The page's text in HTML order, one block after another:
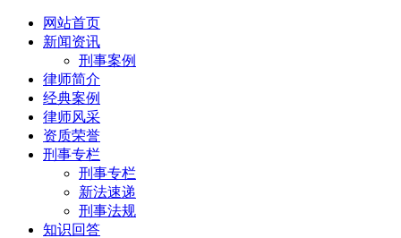
网站首页
新闻资讯
刑事案例
律师简介
经典案例
律师风采
资质荣誉
刑事专栏
刑事专栏
新法速递
刑事法规
知识回答